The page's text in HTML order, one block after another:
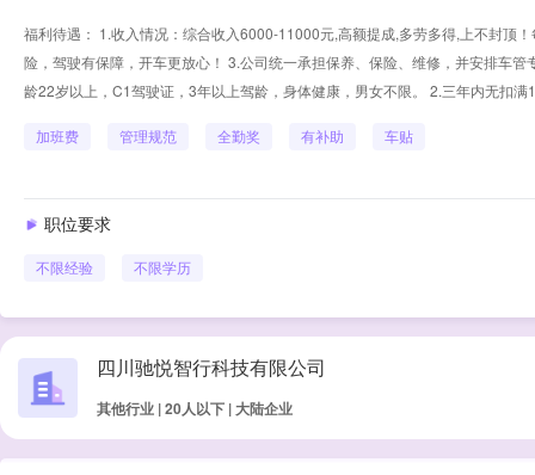
福利待遇： 1.收入情况：综合收入6000-11000元,高额提成,多劳多得,上不封顶
险，驾驶有保障，开车更放心！ 3.公司统一承担保养、保险、维修，并安排车
龄22岁以上，C1驾驶证，3年以上驾龄，身体健康，男女不限。 2.三年内无扣
加班费 管理规范 全勤奖 有补助 车贴
职位要求
不限经验 不限学历
四川驰悦智行科技有限公司
其他行业 | 20人以下 | 大陆企业